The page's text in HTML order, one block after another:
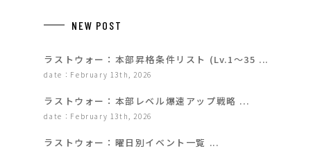
NEW POST
ラストウォー：本部昇格条件リスト (Lv.1〜35 ...
date：February 13th, 2026
ラストウォー：本部レベル爆速アップ戦略 ...
date：February 13th, 2026
ラストウォー：曜日別イベント一覧 ...